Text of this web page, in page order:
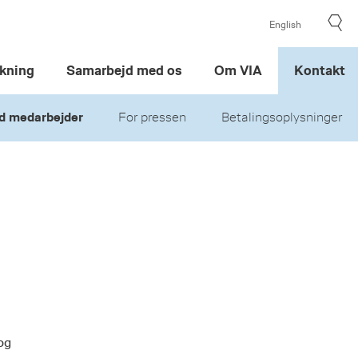
English
Samarbejd med os Om VIA Kontakt
medarbejder For pressen Betalingsoplysninger